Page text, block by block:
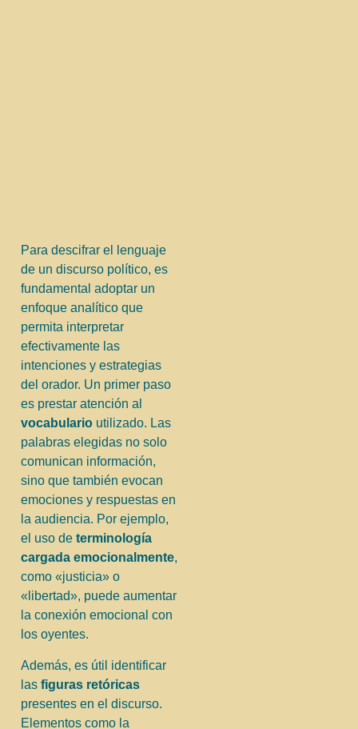
Para descifrar el lenguaje
de un discurso político, es
fundamental adoptar un
enfoque analítico que
permita interpretar
efectivamente las
intenciones y estrategias
del orador. Un primer paso
es prestar atención al
vocabulario utilizado. Las
palabras elegidas no solo
comunican información,
sino que también evocan
emociones y respuestas en
la audiencia. Por ejemplo,
el uso de terminología
cargada emocionalmente,
como «justicia» o
«libertad», puede aumentar
la conexión emocional con
los oyentes.
Además, es útil identificar
las figuras retóricas
presentes en el discurso.
Elementos como la